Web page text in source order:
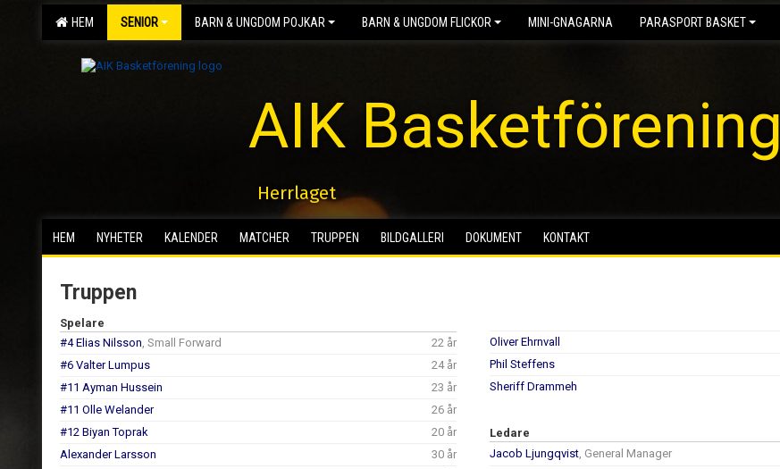
HEM SENIOR BARN & UNGDOM POJKAR BARN & UNGDOM FLICKOR MINI-GNAGARNA PARASPORT BASKET
AIK Basketförening
Herrlaget
HEM NYHETER KALENDER MATCHER TRUPPEN BILDGALLERI DOKUMENT KONTAKT
Truppen
Spelare
#4 Elias Nilsson, Small Forward
22 år
#6 Valter Lumpus
24 år
#11 Ayman Hussein
23 år
#11 Olle Welander
26 år
#12 Biyan Toprak
20 år
Alexander Larsson
30 år
Oliver Ehrnvall
Phil Steffens
Sheriff Drammeh
Ledare
Jacob Ljungqvist, General Manager